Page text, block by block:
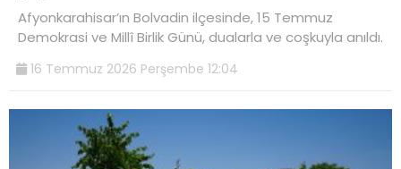
Afyonkarahisar’ın Bolvadin ilçesinde, 15 Temmuz
Demokrasi ve Millî Birlik Günü, dualarla ve coşkuyla anıldı.
16 Temmuz 2026 Perşembe 12:04